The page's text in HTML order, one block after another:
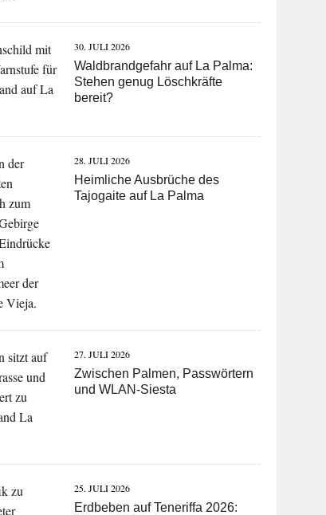
30. JULI 2026
Waldbrandgefahr auf La Palma:
Stehen genug Löschkräfte
bereit?
28. JULI 2026
Heimliche Ausbrüche des
Tajogaite auf La Palma
27. JULI 2026
Zwischen Palmen, Passwörtern
und WLAN-Siesta
25. JULI 2026
Erdbeben auf Teneriffa 2026: